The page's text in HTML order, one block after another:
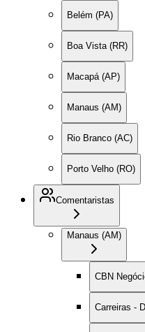
Belém (PA)
Boa Vista (RR)
Macapá (AP)
Manaus (AM)
Rio Branco (AC)
Porto Velho (RO)
Comentaristas
Manaus (AM)
CBN
Carreiras -